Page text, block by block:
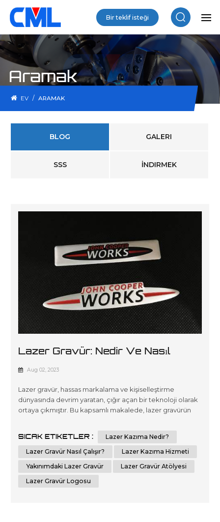
Bir teklif isteği
Aramak
EV / ARAMAK
BLOG GALERI
SSS İNDIRMEK
Lazer Gravür: Nedir Ve Nasıl
Çalışır?
Aug 02, 2023
Lazer gravür, hassas markalama ve kişiselleştirme
dünyasında devrim yaratan, çığır açan bir teknoloji olarak
ortaya çıkmıştır. Bu kapsamlı makalede, lazer gravürün
son teknoloji süreci derinlemesine anladığınızda, özel
ihtiyaçlarınıza yönelik potansiyelinden yararlanmak için
SICAK ETIKETLER :
Lazer Kazıma Nedir?
Lazer Gravür Nasıl Çalışır?
Lazer Kazıma Hizmeti
Yakınımdaki Lazer Gravür
Lazer Gravür Atölyesi
Lazer Gravür Logosu